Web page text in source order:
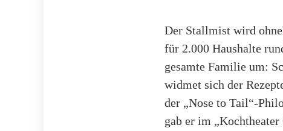
Der Stallmist wird
für 2.000 Haushalte
gesamte Familie um:
widmet sich der
der „Nose to Tail“-
gab er im